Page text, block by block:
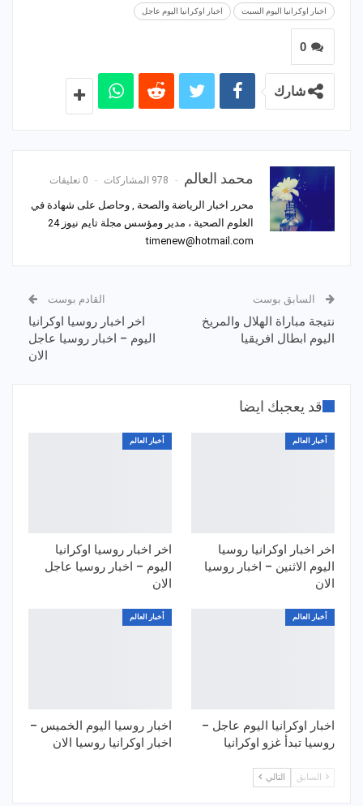
اخبار اوكرانيا اليوم السبت اخبار اوكرانيا اليوم عاجل
0
شارك
محمد العالم 978 المشاركات 0 تعليقات
محرر اخبار الرياضة والصحة , وحاصل على شهادة في
العلوم الصحية ، مدير ومؤسس مجلة تايم نيوز 24
timenew@hotmail.com
السابق بوست
نتيجة مباراة الهلال والمريخ
اليوم ابطال افريقيا
القادم بوست
اخر اخبار روسيا اوكرانيا
اليوم – اخبار روسيا عاجل
الان
قد يعجبك ايضا
أخبار العالم
اخر اخبار اوكرانيا روسيا
اليوم الاثنين – اخبار روسيا
الان
أخبار العالم
اخر اخبار روسيا اوكرانيا
اليوم – اخبار روسيا عاجل
الان
أخبار العالم
اخبار اوكرانيا اليوم عاجل –
روسيا تبدأ غزو اوكرانيا
أخبار العالم
اخبار روسيا اليوم الخميس –
اخبار اوكرانيا روسيا الان
السابق التالي